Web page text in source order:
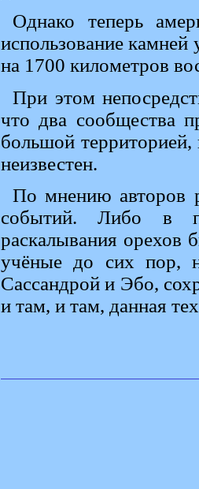
Однако теперь
использование
на 1700 километров
При этом
что два сообщества
большой территорией,
неизвестен.
По мнению авторов
событий. Либо в
раскалывания орехов
учёные до сих пор,
Сассандрой и Эбо,
и там, и там, данная